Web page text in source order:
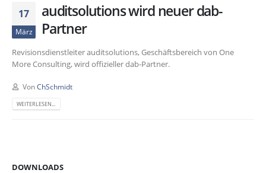
17
März
auditsolutions wird neuer dab-
Partner
Revisionsdienstleiter auditsolutions, Geschäftsbereich von One
More Consulting, wird offizieller dab-Partner.
VonChSchmidt
WEITERLESEN...
DOWNLOADS